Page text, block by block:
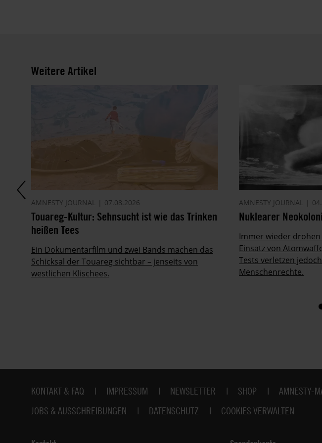
Weitere Artikel
AMNESTY JOURNAL 07.08.2026
Touareg-Kultur: Sehnsucht ist wie das Trinken
heißen Tees
Ein Dokumentarfilm und zwei Bands machen das
Schicksal der Touareg sichtbar – jenseits von
westlichen Klischees.
AMNESTY JOURNAL
Nuklearer
Immer wieder
Einsatz von
Tests verletzen
Menschenrechte.
Fußbereich
KONTAKT & FAQ IMPRESSUM NEWSLETTER SHOP AMNESTY-
JOBS & AUSSCHREIBUNGEN
DATENSCHUTZ COOKIES VERWALTEN